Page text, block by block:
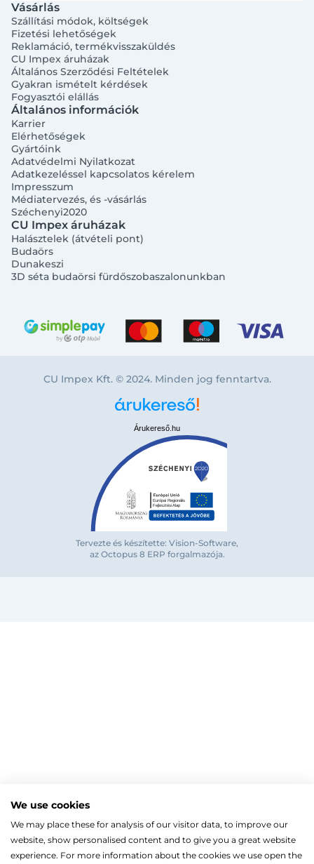
Bejelentkezés közösségi fiókkal
Facebook
MOZGÁSKORLÁTOZOTT TERMÉKEK
ZUHANYKABINOK/AJTÓK
Íves zuhanykabin
Szögletes zuhanykabin
Fix zuhanyfal
Radiátorok
TÖRÖLKÖZŐSZÁRÍTÓ RADIÁTOR
Törölközőszárító radiátor egyenes
Törölközőszárító radiátor íves
HŐSZIVATTYÚK
Split levegő-víz hőszivattyú
Gépészet, szerszám
KESZTYŰK, VÉDŐFELSZERELÉSEK
Kazán, vízmelegítő
Vásárlás
Szállítási módok, költségek
Fizetési lehetőségek
Reklamáció, termékvisszaküldés
CU Impex áruházak
Általános Szerződési Feltételek
Gyakran ismételt kérdések
Fogyasztói elállás
Általános információk
Karrier
Elérhetőségek
Gyártóink
Adatvédelmi Nyilatkozat
Adatkezeléssel kapcsolatos kérelem
Impresszum
Médiatervezés, és -vásárlás
Széchenyi2020
CU Impex áruházak
Halásztelek (átvételi pont)
Budaörs
Dunakeszi
3D séta budaörsi fürdőszobaszalonunkban
CU Impex Kft. © 2024. Minden jog fenntartva.
Árukereső.hu
Tervezte és készítette: Vision-Software,
az Octopus 8 ERP forgalmazója.
We use cookies
We may place these for analysis of our visitor data, to improve our
website, show personalised content and to give you a great website
experience. For more information about the cookies we use open the